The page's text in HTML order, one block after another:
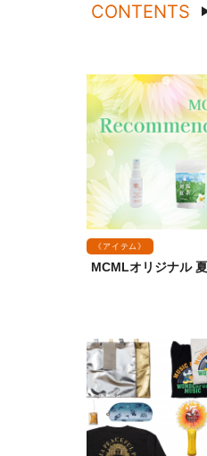
CONTENTS
《アイテム》
MCMLオリジナル